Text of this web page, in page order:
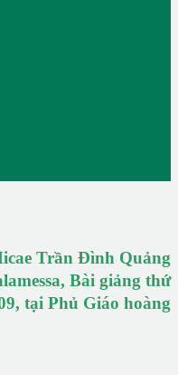
Trần Đình Quảng
Bài giảng thứ
tại Phủ Giáo hoàng